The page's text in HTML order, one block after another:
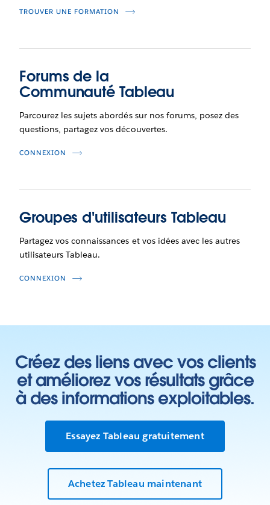
TROUVER UNE FORMATION
Forums de la
Communauté Tableau
Parcourez les sujets abordés sur nos forums, posez des
questions, partagez vos découvertes.
CONNEXION
Groupes d'utilisateurs Tableau
Partagez vos connaissances et vos idées avec les autres
utilisateurs Tableau.
CONNEXION
Créez des liens avec vos clients
et améliorez vos résultats grâce
à des informations exploitables.
Essayez Tableau gratuitement
Achetez Tableau maintenant